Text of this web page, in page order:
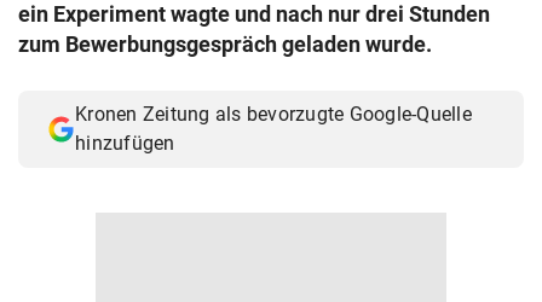
© Krone Multimedia GmbH & Co KG 2026
Muthgasse 2, 1190 Wien
ein Experiment wagte und nach nur drei Stunden
zum Bewerbungsgespräch geladen wurde.
Kronen Zeitung als bevorzugte Google-Quelle
hinzufügen